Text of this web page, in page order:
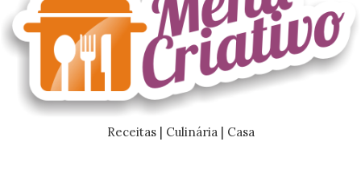
Receitas | Culinária | Casa